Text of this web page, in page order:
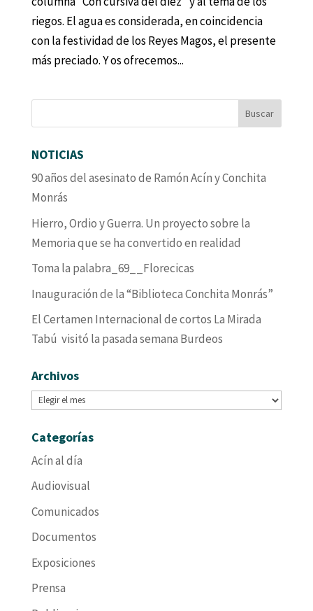
riegos. El agua es considerada, en coincidencia
con la festividad de los Reyes Magos, el presente
más preciado. Y os ofrecemos...
NOTICIAS
90 años del asesinato de Ramón Acín y Conchita
Monrás
Hierro, Ordio y Guerra. Un proyecto sobre la
Memoria que se ha convertido en realidad
Toma la palabra_69__Florecicas
Inauguración de la “Biblioteca Conchita Monrás”
El Certamen Internacional de cortos La Mirada
Tabú visitó la pasada semana Burdeos
Archivos
Archivos
Categorías
Acín al día
Audiovisual
Comunicados
Documentos
Exposiciones
Prensa